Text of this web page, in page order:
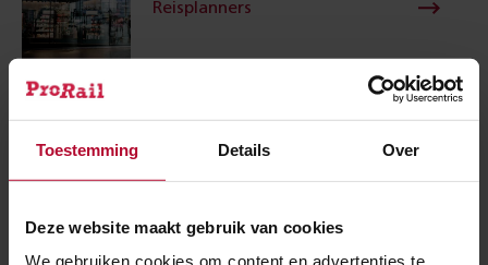
Toestemming Details Over
Deze website maakt gebruik van cookies
We gebruiken cookies om content en advertenties te
Reisplanners
Bruggen en tunnels